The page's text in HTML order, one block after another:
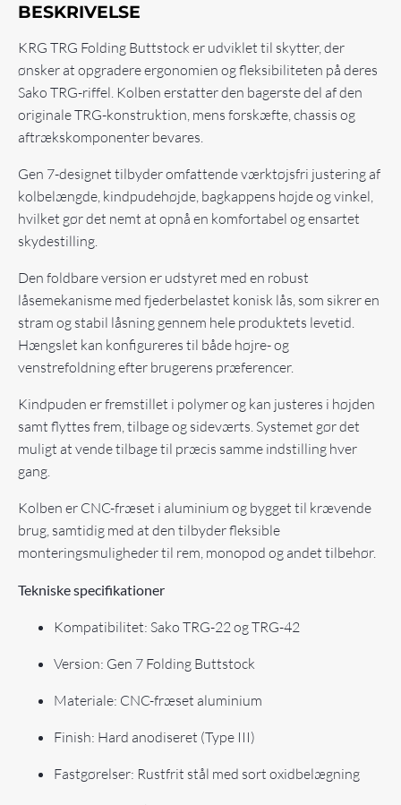
BESKRIVELSE
KRG TRG Folding Buttstock er udviklet til skytter, der
ønsker at opgradere ergonomien og fleksibiliteten på deres
Sako TRG-riffel. Kolben erstatter den bagerste del af den
originale TRG-konstruktion, mens forskæfte, chassis og
aftrækskomponenter bevares.
Gen 7-designet tilbyder omfattende værktøjsfri justering af
kolbelængde, kindpudehøjde, bagkappens højde og vinkel,
hvilket gør det nemt at opnå en komfortabel og ensartet
skydestilling.
Den foldbare version er udstyret med en robust
låsemekanisme med fjederbelastet konisk lås, som sikrer en
stram og stabil låsning gennem hele produktets levetid.
Hængslet kan konfigureres til både højre- og
venstrefoldning efter brugerens præferencer.
Kindpuden er fremstillet i polymer og kan justeres i højden
samt flyttes frem, tilbage og sideværts. Systemet gør det
muligt at vende tilbage til præcis samme indstilling hver
gang.
Kolben er CNC-fræset i aluminium og bygget til krævende
brug, samtidig med at den tilbyder fleksible
monteringsmuligheder til rem, monopod og andet tilbehør.
Tekniske specifikationer
Kompatibilitet: Sako TRG-22 og TRG-42
Version: Gen 7 Folding Buttstock
Materiale: CNC-fræset aluminium
Finish: Hard anodiseret (Type III)
Fastgørelser: Rustfrit stål med sort oxidbelægning